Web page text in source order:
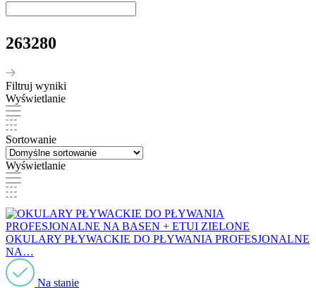
263280
Filtruj wyniki
Wyświetlanie
Sortowanie
Wyświetlanie
OKULARY PŁYWACKIE DO PŁYWANIA PROFESJONALNE
NA…
Na stanie